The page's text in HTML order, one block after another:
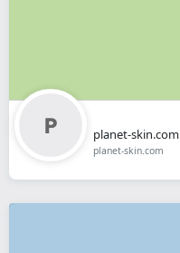
planet-skin.com
planet-skin.com